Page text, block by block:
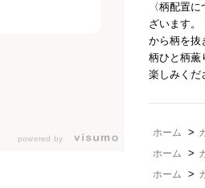
powered by
〈柄配置
ざいます。
から柄を抜
柄ひと柄薫
楽しみくだ
ホーム >
ホーム
>
ホーム
>